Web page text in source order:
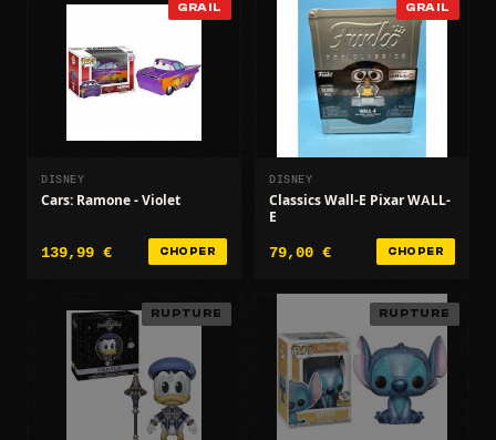
GRAIL
DISNEY
Cars: Ramone - Violet
139,99 € CHOPER
GRAIL
DISNEY
Classics Wall-E Pixar WALL-
E
79,00 € CHOPER
RUPTURE RUPTURE